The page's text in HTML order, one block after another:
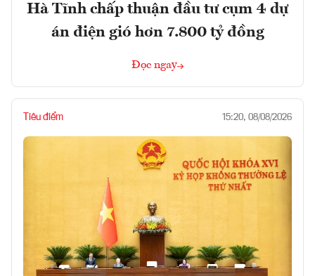
Hà Tĩnh chấp thuận đầu tư cụm 4 dự
án điện gió hơn 7.800 tỷ đồng
Đọc ngay
Tiêu điểm 15:20, 08/08/2026